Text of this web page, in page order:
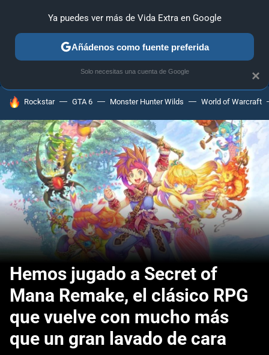
ANÁLISIS GUÍAS Y TRUCOS PC SONY NINTENDO
HOY SE HABLA DE
Rockstar GTA 6 Monster Hunter Wilds World of Warcraft
Hemos jugado a Secret of
Mana Remake, el clásico RPG
que vuelve con mucho más
que un gran lavado de cara
×
Ya puedes ver más de Vida Extra en Google
Añádenos como fuente preferida
Solo necesitas una cuenta de Google